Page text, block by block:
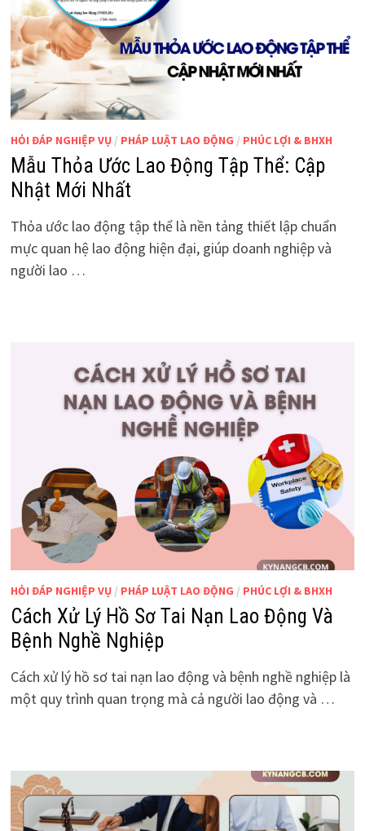
HỎI ĐÁP NGHIỆP VỤ/ PHÁP LUẬT LAO ĐỘNG / PHÚC LỢI & BHXH
Mẫu Thỏa Ước Lao Động Tập Thể: Cập
Nhật Mới Nhất
Thỏa ước lao động tập thể là nền tảng thiết lập chuẩn
mực quan hệ lao động hiện đại, giúp doanh nghiệp và
người lao …
HỎI ĐÁP NGHIỆP VỤ/ PHÁP LUẬT LAO ĐỘNG / PHÚC LỢI & BHXH
Cách Xử Lý Hồ Sơ Tai Nạn Lao Động Và
Bệnh Nghề Nghiệp
Cách xử lý hồ sơ tai nạn lao động và bệnh nghề nghiệp là
một quy trình quan trọng mà cả người lao động và …